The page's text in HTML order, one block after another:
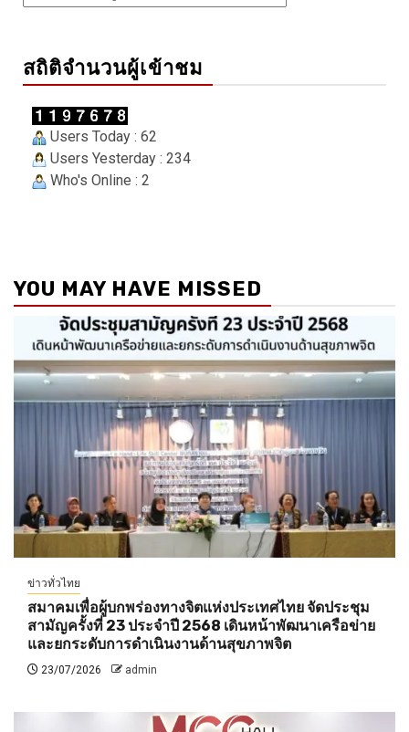
สถิติจำนวนผู้เข้าชม
Users Today : 62
Users Yesterday : 234
Who's Online : 2
YOU MAY HAVE MISSED
ข่าวทั่วไทย
สมาคมเพื่อผู้บกพร่องทางจิตแห่งประเทศไทย จัดประชุม
สามัญครั้งที่ 23 ประจำปี 2568 เดินหน้าพัฒนาเครือข่าย
และยกระดับการดำเนินงานด้านสุขภาพจิต
23/07/2026 admin